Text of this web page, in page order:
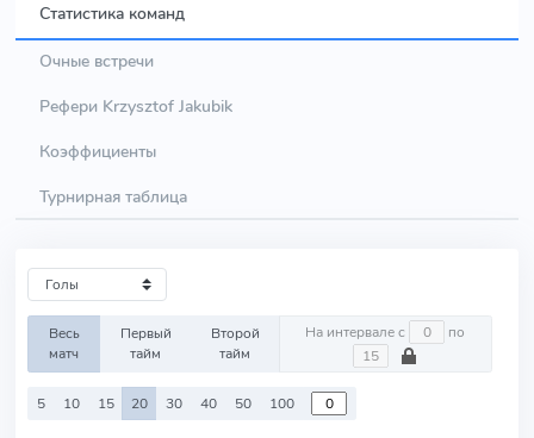
Статистика команд
Очные встречи
Рефери Krzysztof Jakubik
Коэффициенты
Турнирная таблица
Весь
матч
Первый
тайм
Второй
тайм
На интервале с по
5 10 15 20 30 40 50 100